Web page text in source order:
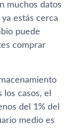
muchos datos
estás cerca
puede
comprar
casos, el
del 1% del
medio es